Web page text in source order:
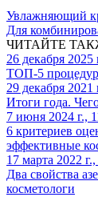
Увлажняющий
Для
ЧИТАЙТЕ
26 декабря 2025
ТОП-5 процедур
29 декабря 2021
Итоги года.
7 июня 2024 г.,
6 критериев
эффективные
17 марта 2022 г.,
Два свойства
косметологи